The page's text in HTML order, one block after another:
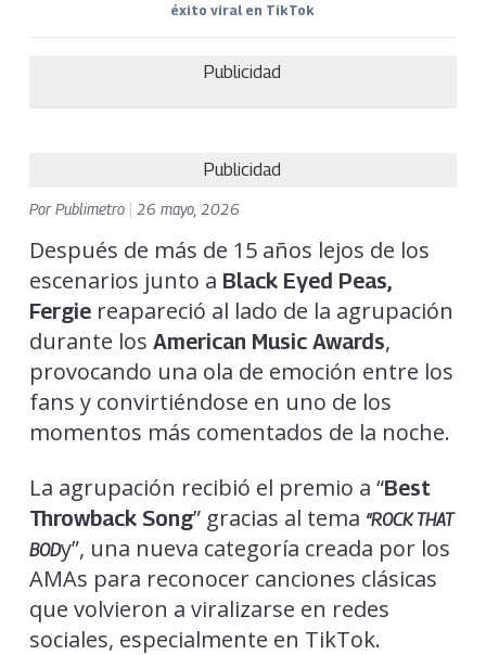
éxito viral en TikTok
Publicidad
Publicidad
PorPublimetro 26 mayo, 2026
Después de más de 15 años lejos de los
escenarios junto a Black Eyed Peas,
Fergiereapareció al lado de la agrupación
durante los American Music Awards,
provocando una ola de emoción entre los
fans y convirtiéndose en uno de los
momentos más comentados de la noche.
La agrupación recibió el premio a “Best
Throwback Song” gracias al tema “ROCK THAT
BODy”, una nueva categoría creada por los
AMAs para reconocer canciones clásicas
que volvieron a viralizarse en redes
sociales, especialmente en TikTok.